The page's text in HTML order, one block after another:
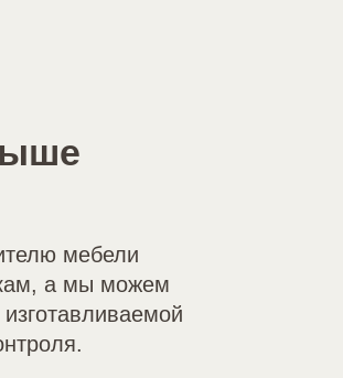
мебели
а мы можем
изготавливаемой